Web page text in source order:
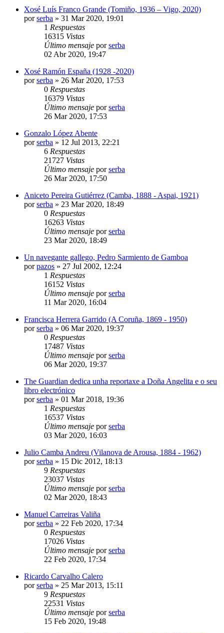
Xosé Luís Franco Grande (Tomiño, 1936 – Vigo, 2020)
porserba » 31 Mar 2020, 19:01
1 Respuestas
16315 Vistas
Último mensaje porserba
02 Abr 2020, 19:47
Xosé Ramón España (1928 -2020)
porserba » 26 Mar 2020, 17:53
0 Respuestas
16379 Vistas
Último mensaje porserba
26 Mar 2020, 17:53
Gonzalo López Abente
porserba » 12 Jul 2013, 22:21
6 Respuestas
21727 Vistas
Último mensaje porserba
26 Mar 2020, 17:50
Aniceto Pereira Gutiérrez (Camba, 1888 - Aspai, 1921)
porserba » 23 Mar 2020, 18:49
0 Respuestas
16263 Vistas
Último mensaje porserba
23 Mar 2020, 18:49
Un navegante gallego, Pedro Sarmiento de Gamboa
porpazos » 27 Jul 2002, 12:24
1 Respuestas
16152 Vistas
Último mensaje porserba
11 Mar 2020, 16:04
Francisca Herrera Garrido (A Coruña, 1869 - 1950)
porserba » 06 Mar 2020, 19:37
0 Respuestas
17487 Vistas
Último mensaje porserba
06 Mar 2020, 19:37
The Guardian dedica unha reportaxe a Doña Angelita e o seu
libro electrónico
porserba » 01 Mar 2018, 19:36
1 Respuestas
16537 Vistas
Último mensaje porserba
03 Mar 2020, 16:03
Julio Camba Andreu (Vilanova de Arousa, 1884 - 1962)
porserba » 15 Dic 2012, 18:13
9 Respuestas
23037 Vistas
Último mensaje porserba
02 Mar 2020, 18:43
Manuel Carreiras Valiña
porserba » 22 Feb 2020, 17:34
0 Respuestas
17026 Vistas
Último mensaje porserba
22 Feb 2020, 17:34
Ricardo Carvalho Calero
porserba » 25 Mar 2013, 15:11
9 Respuestas
22531 Vistas
Último mensaje porserba
15 Feb 2020, 19:48